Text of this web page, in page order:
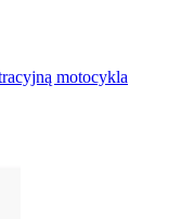
motocykla